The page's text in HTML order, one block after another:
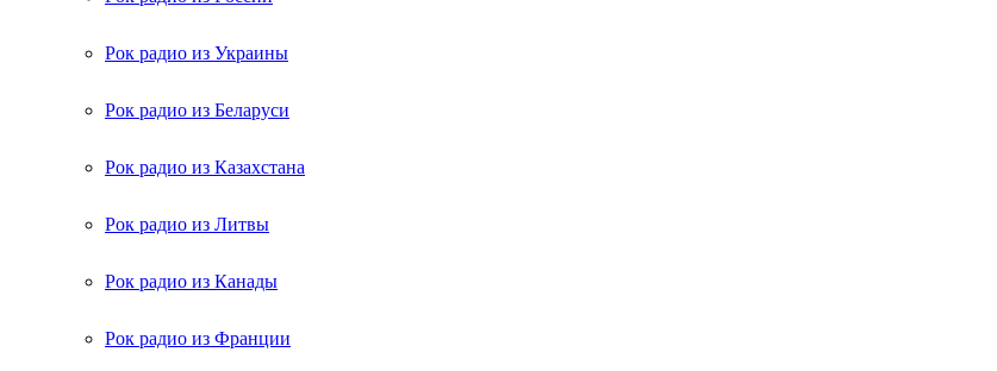
Рок радио из Украины
Рок радио из Беларуси
Рок радио из Казахстана
Рок радио из Литвы
Рок радио из Канады
Рок радио из Франции